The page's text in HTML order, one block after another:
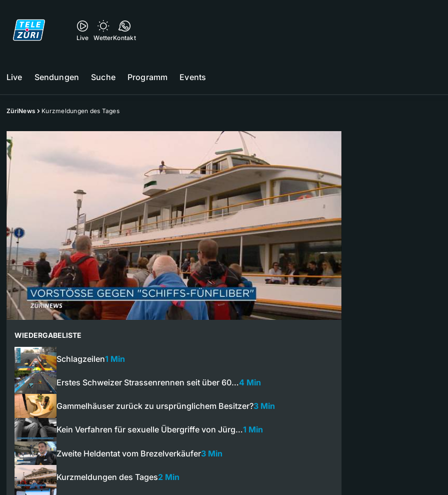
Live WetterKontakt
Live Sendungen Suche Programm Events
ZüriNews Kurzmeldungen des Tages
WIEDERGABELISTE
Schlagzeilen1 Min
Erstes Schweizer Strassenrennen seit über 60…4 Min
Gammelhäuser zurück zu ursprünglichem Besitzer?3 Min
Kein Verfahren für sexuelle Übergriffe von Jürg…1 Min
Zweite Heldentat vom Brezelverkäufer3 Min
Kurzmeldungen des Tages2 Min